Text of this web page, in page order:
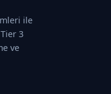
ile
3
ve